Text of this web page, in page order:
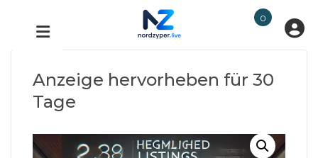
0
Anzeige hervorheben für 30
Tage